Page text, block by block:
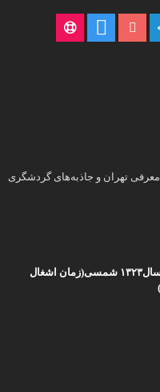
در سال ۱۳۹۵ به منظور معرفی تهران و جاذبه‌های گردشگری
نقشه محمد غفاری به سال۱۳۲۳ شمسی(زمان اشغال